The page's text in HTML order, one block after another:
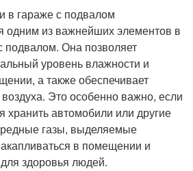
в гараже с подвалом
одним из важнейших элементов в
подвалом. Она позволяет
уровень влажности и
а также обеспечивает
Это особенно важно, если
хранить автомобили или другие
газы, выделяемые
в помещении и
здоровья людей.